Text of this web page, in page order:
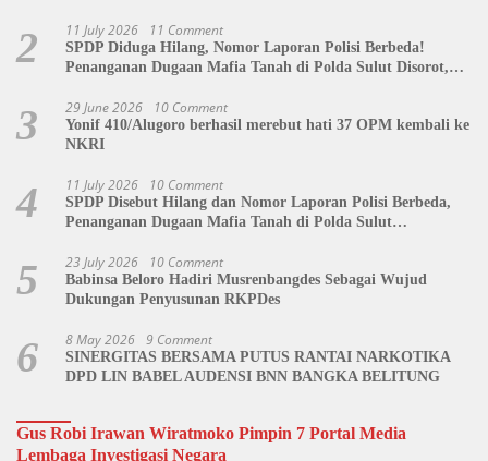
2 11 July 2026 11 Comment
SPDP Diduga Hilang, Nomor Laporan Polisi Berbeda!
Penanganan Dugaan Mafia Tanah di Polda Sulut Disorot,
3 29 June 2026 10 Comment
Yonif 410/Alugoro berhasil merebut hati 37 OPM kembali ke
NKRI
4 11 July 2026 10 Comment
SPDP Disebut Hilang dan Nomor Laporan Polisi Berbeda,
Penanganan Dugaan Mafia Tanah di Polda Sulut
5 23 July 2026 10 Comment
Babinsa Beloro Hadiri Musrenbangdes Sebagai Wujud
Dukungan Penyusunan RKPDes
6 8 May 2026 9 Comment
SINERGITAS BERSAMA PUTUS RANTAI NARKOTIKA
DPD LIN BABEL AUDENSI BNN BANGKA BELITUNG
Gus Robi Irawan Wiratmoko Pimpin 7 Portal Media
Lembaga Investigasi Negara